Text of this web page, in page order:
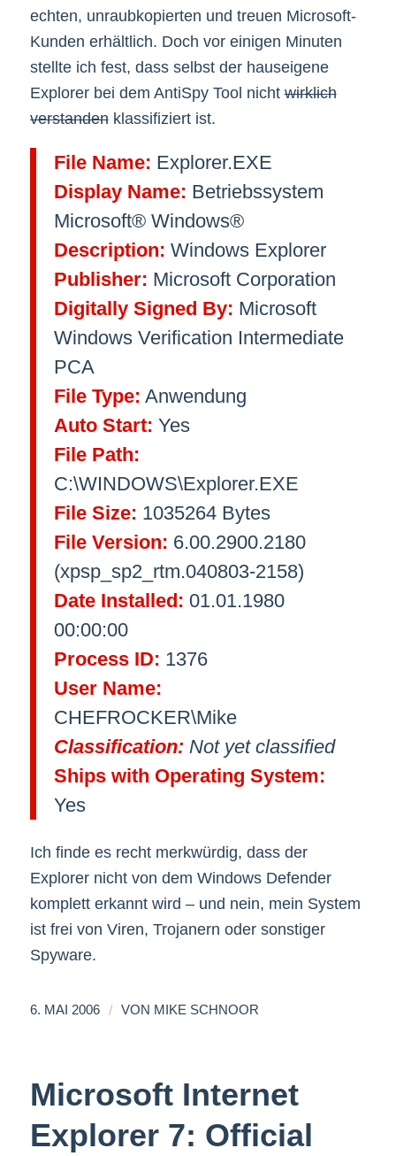
echten, unraubkopierten und treuen Microsoft-
Kunden erhältlich. Doch vor einigen Minuten
stellte ich fest, dass selbst der hauseigene
Explorer bei dem AntiSpy Tool nichtwirklich
verstandenklassifiziert ist.
File Name: Explorer.EXE
Display Name: Betriebssystem
Microsoft® Windows®
Description: Windows Explorer
Publisher: Microsoft Corporation
Digitally Signed By: Microsoft
Windows Verification Intermediate
PCA
File Type: Anwendung
Auto Start: Yes
File Path:
C:\WINDOWS\Explorer.EXE
File Size: 1035264 Bytes
File Version: 6.00.2900.2180
(xpsp_sp2_rtm.040803-2158)
Date Installed: 01.01.1980
00:00:00
Process ID: 1376
User Name:
CHEFROCKER\Mike
Classification:Not yet classified
Ships with Operating System:
Yes
Ich finde es recht merkwürdig, dass der
Explorer nicht von dem Windows Defender
komplett erkannt wird – und nein, mein System
ist frei von Viren, Trojanern oder sonstiger
Spyware.
6. MAI 2006 / VON MIKE SCHNOOR
Microsoft Internet
Explorer 7: Official